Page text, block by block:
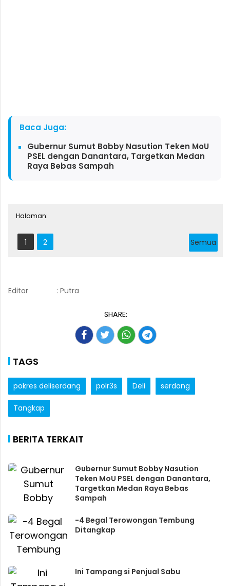
Baca Juga:
Gubernur Sumut Bobby Nasution Teken MoU
PSEL dengan Danantara, Targetkan Medan
Raya Bebas Sampah
Halaman:
1 2 Semua
Editor : Putra
SHARE:
TAGS
pokres deliserdang polr3s Deli serdang
Tangkap
BERITA TERKAIT
Gubernur Sumut Bobby Nasution
Teken MoU PSEL dengan Danantara,
Targetkan Medan Raya Bebas
Sampah
-4 Begal Terowongan Tembung
Ditangkap
Ini Tampang si Penjual Sabu